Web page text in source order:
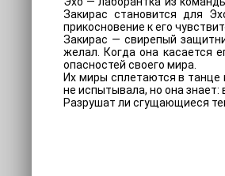
Закирас становится для
прикосновение к его
Закирас — свирепый
желал. Когда она касается
опасностей своего мира.
Их миры сплетаются в танце
не испытывала, но она
Разрушат ли сгущающиеся